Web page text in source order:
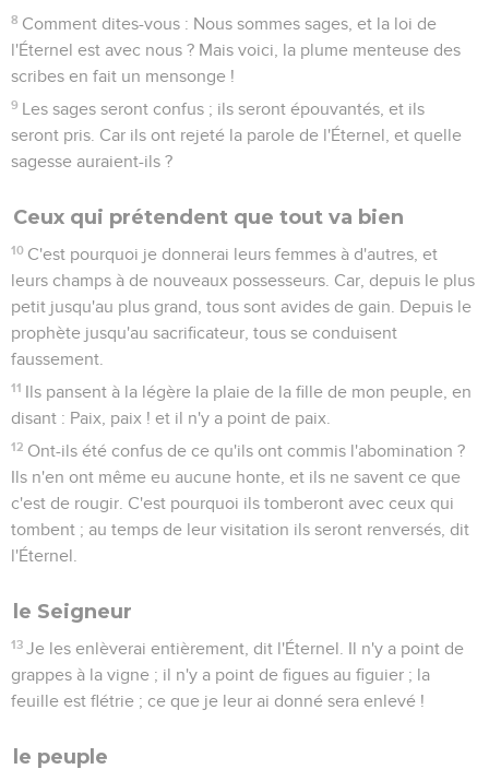
8 Comment dites-vous : Nous sommes sages, et la loi de
l'Éternel est avec nous ? Mais voici, la plume menteuse des
scribes en fait un mensonge !
9 Les sages seront confus ; ils seront épouvantés, et ils
seront pris. Car ils ont rejeté la parole de l'Éternel, et quelle
sagesse auraient-ils ?
Ceux qui prétendent que tout va bien
10 C'est pourquoi je donnerai leurs femmes à d'autres, et
leurs champs à de nouveaux possesseurs. Car, depuis le plus
petit jusqu'au plus grand, tous sont avides de gain. Depuis le
prophète jusqu'au sacrificateur, tous se conduisent
faussement.
11 Ils pansent à la légère la plaie de la fille de mon peuple, en
disant : Paix, paix ! et il n'y a point de paix.
12 Ont-ils été confus de ce qu'ils ont commis l'abomination ?
Ils n'en ont même eu aucune honte, et ils ne savent ce que
c'est de rougir. C'est pourquoi ils tomberont avec ceux qui
tombent ; au temps de leur visitation ils seront renversés, dit
l'Éternel.
le Seigneur
13 Je les enlèverai entièrement, dit l'Éternel. Il n'y a point de
grappes à la vigne ; il n'y a point de figues au figuier ; la
feuille est flétrie ; ce que je leur ai donné sera enlevé !
le peuple